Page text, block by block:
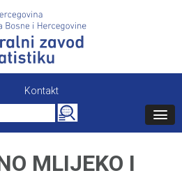
Kontakt
Search
for:
MLIJEKO I